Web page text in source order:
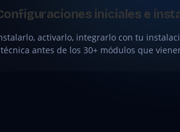
iniciales e
activarlo, integrarlo con tu
antes de los 30+ módulos que